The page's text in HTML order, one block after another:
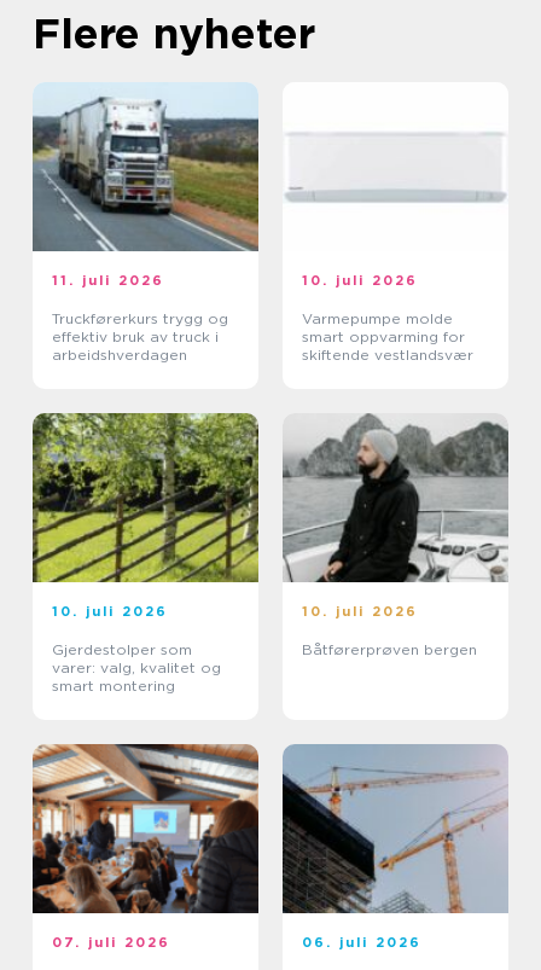
Flere nyheter
11. juli 2026
Truckførerkurs trygg og
effektiv bruk av truck i
arbeidshverdagen
10. juli 2026
Varmepumpe molde
smart oppvarming for
skiftende vestlandsvær
10. juli 2026
Gjerdestolper som
varer: valg, kvalitet og
smart montering
10. juli 2026
Båtførerprøven bergen
07. juli 2026 06. juli 2026